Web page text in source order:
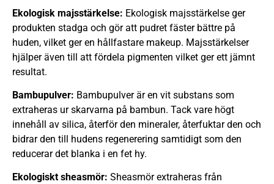
Ekologisk majsstärkelse: Ekologisk majsstärkelse ger
produkten stadga och gör att pudret fäster bättre på
huden, vilket ger en hållfastare makeup. Majsstärkelser
hjälper även till att fördela pigmenten vilket ger ett jämnt
resultat.
Bambupulver: Bambupulver är en vit substans som
extraheras ur skarvarna på bambun. Tack vare högt
innehåll av silica, återför den mineraler, återfuktar den och
bidrar den till hudens regenerering samtidigt som den
reducerar det blanka i en fet hy.
Ekologiskt sheasmör: Sheasmör extraheras från